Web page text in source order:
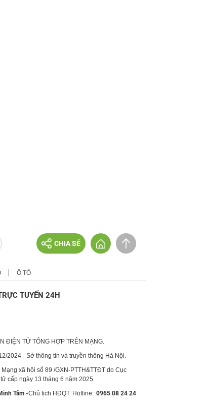
CHIA SẺ
Ô TÔ
TUYẾN 24H
ĐIỆN TỬ TỔNG HỢP TRÊN MẠNG.
2024 - Sở thông tin và truyền thông Hà Nội.
xã hội số 89 /GXN-PTTH&TTĐT do Cục
cấp ngày 13 tháng 6 năm 2025.
Tâm -Chủ tịch HĐQT. Hotline: 0965 08 24 24